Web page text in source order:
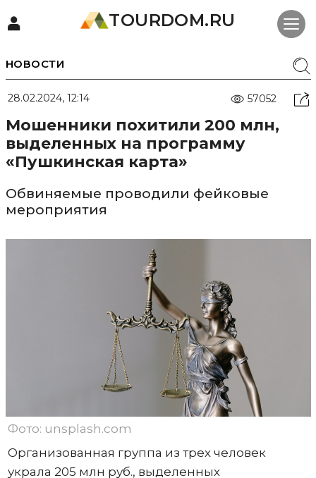
TOURDOM.RU
НОВОСТИ
28.02.2024, 12:14 57052
Мошенники похитили 200 млн,
выделенных на программу
«Пушкинская карта»
Обвиняемые проводили фейковые
мероприятия
Фото: unsplash.com
Организованная группа из трех человек
украла 205 млн руб., выделенных